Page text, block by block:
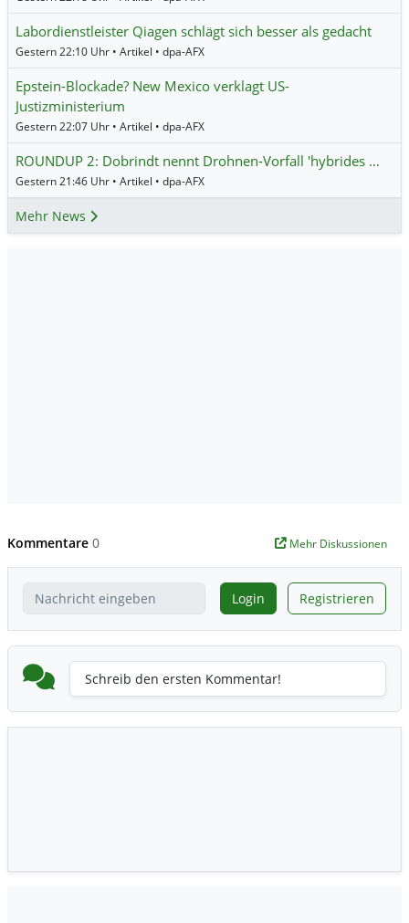
Labordienstleister Qiagen schlägt sich besser als gedacht
Gestern 22:10 Uhr • Artikel • dpa-AFX
Epstein-Blockade? New Mexico verklagt US-
Justizministerium
Gestern 22:07 Uhr • Artikel • dpa-AFX
ROUNDUP 2: Dobrindt nennt Drohnen-Vorfall 'hybrides …
Gestern 21:46 Uhr • Artikel • dpa-AFX
Mehr News
Kommentare 0 Mehr Diskussionen
Login Registrieren
Schreib den ersten Kommentar!